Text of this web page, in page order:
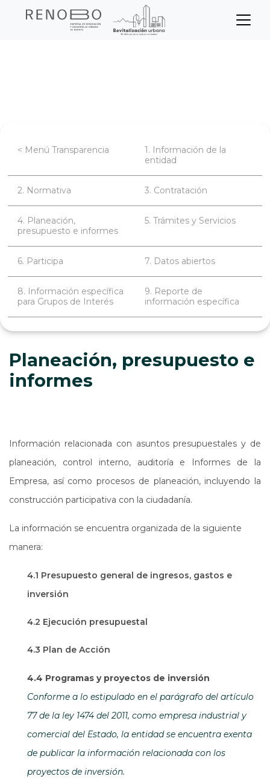
Sitio Web Empresa de
Transparencia
< Menú Transparencia
1. Información de la
entidad
2. Normativa 3. Contratación
4. Planeación,
presupuesto e informes
5. Trámites y Servicios
6. Participa 7. Datos abiertos
8. Información específica
para Grupos de Interés
9. Reporte de
información específica
Planeación, presupuesto e
informes
Información relacionada con asuntos presupuestales y de
planeación, control interno, auditoría e Informes de la
Empresa, así como procesos de planeación, incluyendo la
construcción participativa con la ciudadanía.
La información se encuentra organizada de la siguiente
manera:
4.1 Presupuesto general de ingresos, gastos e
inversión
4.2 Ejecución presupuestal
4.3 Plan de Acción
4.4 Programas y proyectos de inversión
Conforme a lo estipulado en el parágrafo del artículo
77 de la ley 1474 del 2011, como empresa industrial y
comercial del Estado, la entidad se encuentra exenta
de publicar la información relacionada con los
proyectos de inversión.